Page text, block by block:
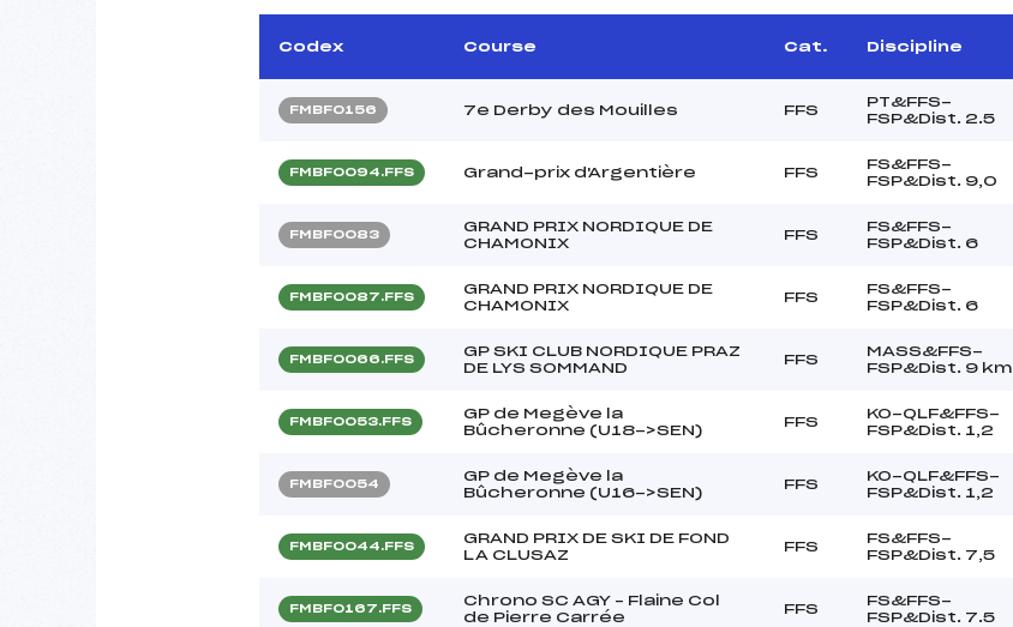
Codex Course Cat. Discipline
FMBF0156 7e Derby des Mouilles FFS
PT&FFS-
FSP&Dist. 2.5
FMBF0094.FFS Grand-prix d'Argentière FFS
FS&FFS-
FSP&Dist. 9,0
FMBF0083
GRAND PRIX NORDIQUE DE
CHAMONIX
FFS
FS&FFS-
FSP&Dist. 6
FMBF0087.FFS
GRAND PRIX NORDIQUE DE
CHAMONIX
FFS
FS&FFS-
FSP&Dist. 6
FMBF0066.FFS
GP SKI CLUB NORDIQUE PRAZ
DE LYS SOMMAND
FFS
MASS&FFS-
FSP&Dist. 9 km
FMBF0053.FFS
GP de Megève la
Bûcheronne (U18->SEN)
FFS
KO-QLF&FFS-
FSP&Dist. 1,2
FMBF0054
GP de Megève la
Bûcheronne (U16->SEN)
FFS
KO-QLF&FFS-
FSP&Dist. 1,2
FMBF0044.FFS
GRAND PRIX DE SKI DE FOND
LA CLUSAZ
FFS
FS&FFS-
FSP&Dist. 7,5
FMBF0167.FFS
Chrono SC AGY – Flaine Col
de Pierre Carrée
FFS
FS&FFS-
FSP&Dist. 7.5